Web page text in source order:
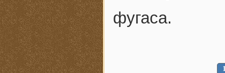
фугаса.